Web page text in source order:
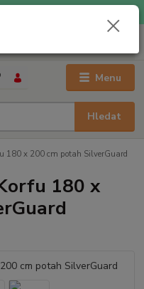
nákupu nad 1000 Kč
Menu
Hledat
180 x 200 cm potah SilverGuard
180 x